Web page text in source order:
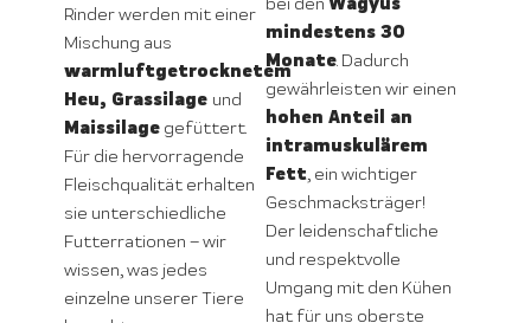
Rinder werden mit einer
Mischung aus
warmluftgetrocknetem
Heu, Grassilage und
Maissilagegefüttert.
Für die hervorragende
Fleischqualität erhalten
sie unterschiedliche
Futterrationen – wir
wissen, was jedes
einzelne unserer Tiere
mindestens 30
Monate. Dadurch
gewährleisten wir einen
hohen Anteil an
intramuskulärem
Fett, ein wichtiger
Geschmacksträger!
Der leidenschaftliche
und respektvolle
Umgang mit den Kühen
hat für uns oberste